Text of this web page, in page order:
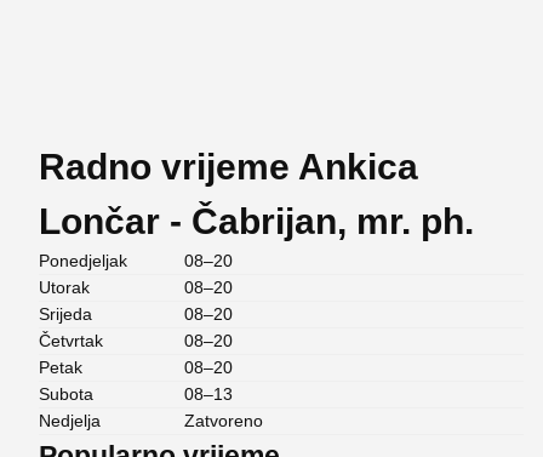
Radno vrijeme Ankica
Lončar - Čabrijan, mr. ph.
Ponedjeljak
08–20
Utorak
08–20
Srijeda
08–20
Četvrtak
08–20
Petak
08–20
Subota
08–13
Nedjelja
Zatvoreno